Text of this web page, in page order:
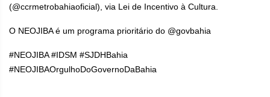
(@ccrmetrobahiaoficial), via Lei de Incentivo à Cultura.
O NEOJIBA é um programa prioritário do @govbahia
#NEOJIBA #IDSM #SJDHBahia
#NEOJIBAOrgulhoDoGovernoDaBahia